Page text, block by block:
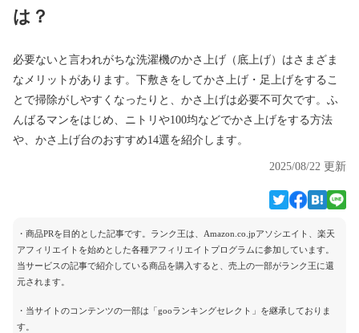
は？
必要ないと言われがちな洗濯機のかさ上げ（底上げ）はさまざま
なメリットがあります。下敷きをしてかさ上げ・足上げをするこ
とで掃除がしやすくなったりと、かさ上げは必要不可欠です。ふ
んばるマンをはじめ、ニトリや100均などでかさ上げをする方法
や、かさ上げ台のおすすめ14選を紹介します。
2025/08/22 更新
・商品PRを目的とした記事です。ランク王は、Amazon.co.jpアソシエイト、楽天
アフィリエイトを始めとした各種アフィリエイトプログラムに参加しています。
当サービスの記事で紹介している商品を購入すると、売上の一部がランク王に還
元されます。
・当サイトのコンテンツの一部は「gooランキングセレクト」を継承しておりま
す。